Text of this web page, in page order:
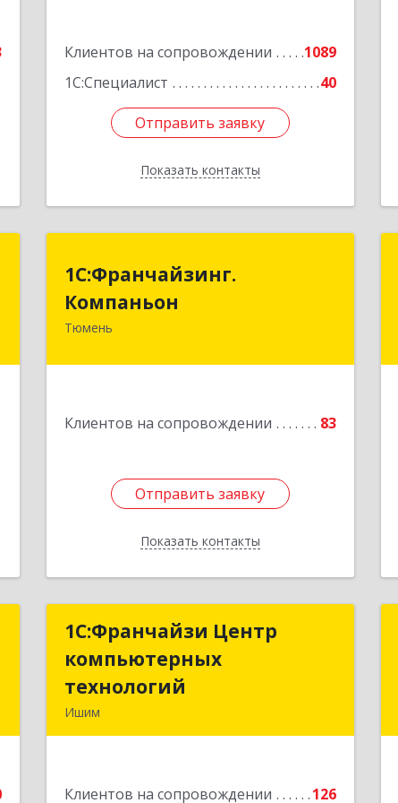
Клиентов на сопровождении
1089
1С:Специалист
40
Отправить заявку
Показать контакты
Отправить заявку
Назад
1С:Франчайзинг.
Компаньон
Тюмень
Клиентов на сопровождении 83
Отправить заявку
Показать контакты
1С:Франчайзинг.
Компаньон
625049, Тюменская обл, Тюмень г,
Подробнее
Отправить заявку
Назад
1С:Франчайзи Центр
компьютерных
технологий
Ишим
Клиентов на сопровождении
126
1С:Франчайзи Центр
компьютерных
Подробнее